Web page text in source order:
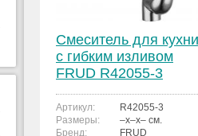
Смеситель для кухни
с гибким изливом
FRUD R42055-3
Артикул:
R42055-3
Размеры:
–x–x– см.
Бренд:
FRUD